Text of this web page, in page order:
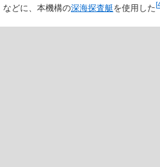
などに、本機構の深海探査艇を使用した [